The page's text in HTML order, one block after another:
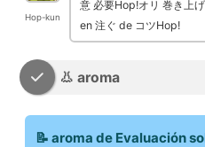
Hop-kun
意 必要Hop!オリ 巻き上
en 注ぐ de コツHop!
👃 aroma
📝 aroma de Evaluación